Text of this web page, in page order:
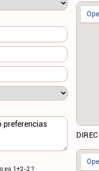
es 1+2-2 ?